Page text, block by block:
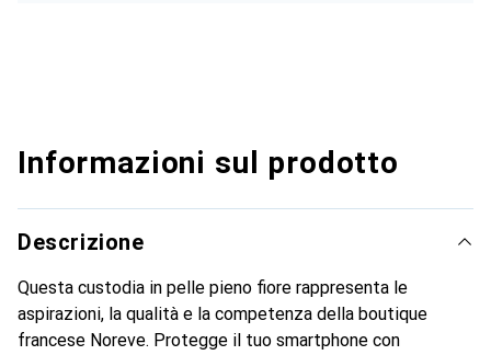
Informazioni sul prodotto
Descrizione
Questa custodia in pelle pieno fiore rappresenta le
aspirazioni, la qualità e la competenza della boutique
francese Noreve. Protegge il tuo smartphone con